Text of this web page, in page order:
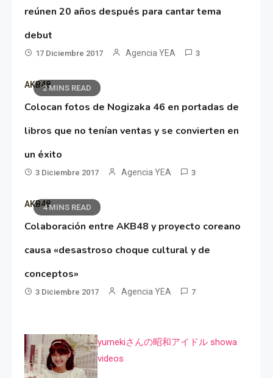
reúnen 20 años después para cantar tema
debut
17 Diciembre 2017 Agencia YEA 3
2 MINS READ
AKB48
Colocan fotos de Nogizaka 46 en portadas de
libros que no tenían ventas y se convierten en
un éxito
3 Diciembre 2017 Agencia YEA 3
4 MINS READ
AKB48
Colaboración entre AKB48 y proyecto coreano
causa «desastroso choque cultural y de
conceptos»
3 Diciembre 2017 Agencia YEA 7
yumekiさんの昭和アイドル showa
videos